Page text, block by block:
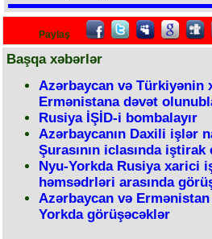
Paylaş
Başqa xəbərlər
Azərbaycan və
Ermənistana dəvət
Rusiya İŞİD-i bombalayır
Azərbaycanın Daxili işlər
Şurasının iclasında iştirak
Nyu-Yorkda Rusiya xarici
həmsədrləri arasında
Azərbaycan və
Yorkda görüşəcəklər